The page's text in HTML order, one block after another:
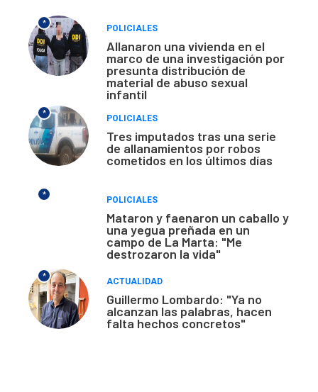
*
POLICIALES
Allanaron una vivienda en el
marco de una investigación por
presunta distribución de
material de abuso sexual
infantil
*
POLICIALES
Tres imputados tras una serie
de allanamientos por robos
cometidos en los últimos días
*
POLICIALES
Mataron y faenaron un caballo y
una yegua preñada en un
campo de La Marta: "Me
destrozaron la vida"
*
ACTUALIDAD
Guillermo Lombardo: "Ya no
alcanzan las palabras, hacen
falta hechos concretos"